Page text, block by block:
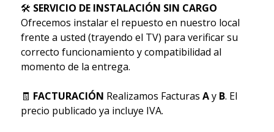
🛠 SERVICIO DE INSTALACIÓN SIN CARGO
Ofrecemos instalar el repuesto en nuestro local
frente a usted (trayendo el TV) para verificar su
correcto funcionamiento y compatibilidad al
momento de la entrega.
🧾 FACTURACIÓN Realizamos Facturas Ay B. El
precio publicado ya incluye IVA.